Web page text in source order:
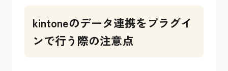
kintoneのデータ連携をプラグイ
ンで行う際の注意点